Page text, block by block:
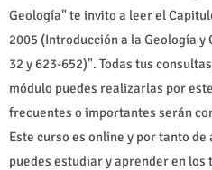
Geología" te invito a leer el
2005 (Introducción a la Geología
32 y 623-652)". Todas tus
módulo puedes realizarlas por
frecuentes o importantes serán
Este curso es online y por tanto
puedes estudiar y aprender en los